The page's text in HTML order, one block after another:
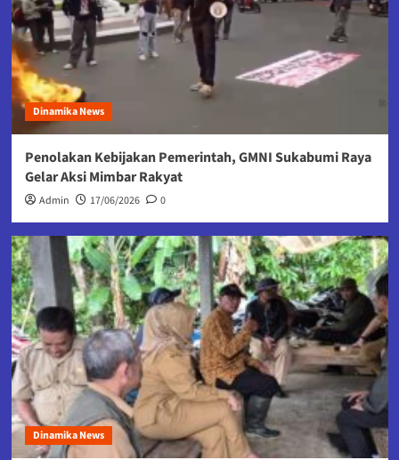
Dinamika News
Penolakan Kebijakan Pemerintah, GMNI Sukabumi Raya
Gelar Aksi Mimbar Rakyat
Admin 17/06/2026 0
Dinamika News